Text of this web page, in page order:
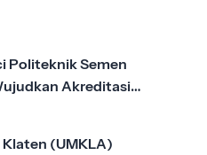
Politeknik Semen
Akreditasi
(UMKLA)